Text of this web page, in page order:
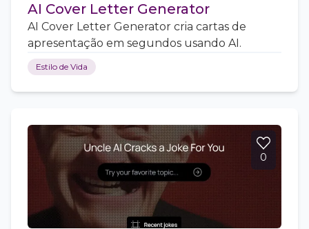
AI Cover Letter Generator
AI Cover Letter Generator cria cartas de
apresentação em segundos usando AI.
Estilo de Vida
0